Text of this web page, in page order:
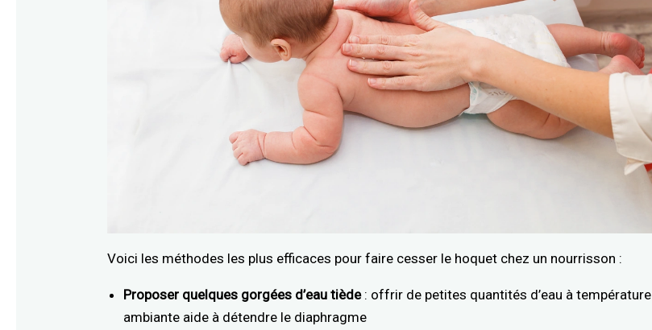
Voici les méthodes les plus efficaces pour faire cesser le hoquet chez un nourrisson :
Proposer quelques gorgées d’eau tiède: offrir de petites quantités d’eau à température
ambiante aide à détendre le diaphragme